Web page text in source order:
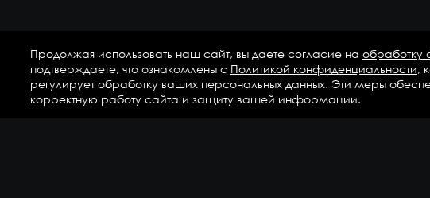
Продолжая использовать наш сайт, вы даете согласие на обработку
подтверждаете, что ознакомлены с Политикой конфиденциальности,
регулирует обработку ваших персональных данных. Эти меры
корректную работу сайта и защиту вашей информации.